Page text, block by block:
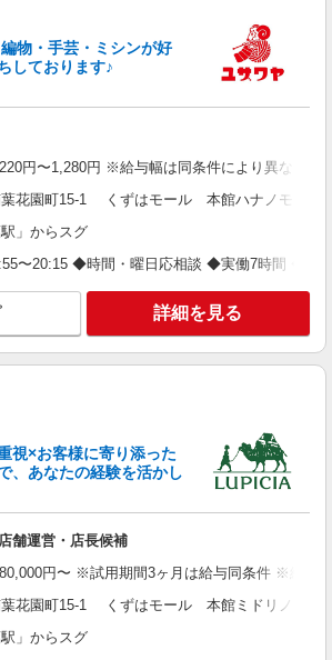
物・手芸・ミシンが好
しております♪
円〜1,280円 ※給与幅は同条件により異なる 経
葉花園町15-1 くずはモール 本館ハナノモール
」からスグ
〜20:15 ◆時間・曜日応相談 ◆実働7時間 ◆
詳細を見る
視×お客様に寄り添った
、あなたの経験を活かし
舗運営・店長候補
円〜 ※試用期間3ヶ月は給与同条件 ※経験
葉花園町15-1 くずはモール 本館ミドリノモー
」からスグ